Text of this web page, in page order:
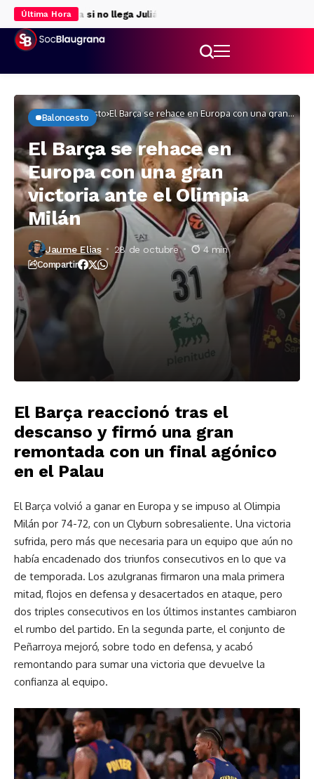
Última Hora
la delantera si no llega Julián Álvarez
Inicio Baloncesto El Barça se rehace en Europa con una gran
victoria ante el Olimpia Milán
Baloncesto
El Barça se rehace en
Europa con una gran
victoria ante el Olimpia
Milán
Jaume Elias 28 de octubre 4 min
Compartir
El Barça reaccionó tras el
descanso y firmó una gran
remontada con un final agónico
en el Palau
El Barça volvió a ganar en Europa y se impuso al Olimpia
Milán por 74-72, con un Clyburn sobresaliente. Una victoria
sufrida, pero más que necesaria para un equipo que aún no
había encadenado dos triunfos consecutivos en lo que va
de temporada. Los azulgranas firmaron una mala primera
mitad, flojos en defensa y desacertados en ataque, pero
dos triples consecutivos en los últimos instantes cambiaron
el rumbo del partido. En la segunda parte, el conjunto de
Peñarroya mejoró, sobre todo en defensa, y acabó
remontando para sumar una victoria que devuelve la
confianza al equipo.